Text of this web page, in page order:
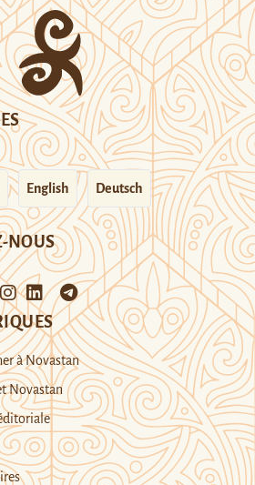
English Deutsch
NOUS
à Novastan
Novastan